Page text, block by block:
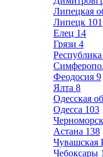
Липецкая
Липецк 101
Елец 14
Грязи 4
Феодосия 9
Ялта 8
Одесская
Одесса 103
Черноморск
Астана 138
Чувашская
Чебоксары